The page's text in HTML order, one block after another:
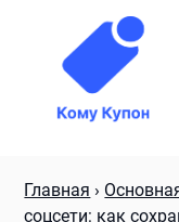
Главная ›
соцсети: как